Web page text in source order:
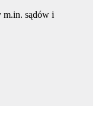
m.in. sądów i